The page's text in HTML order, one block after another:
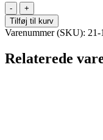
Interlock
100
%
Bomuld
Råhvid
Tilføj til kurv
Varenummer (SKU): 21-
Relaterede